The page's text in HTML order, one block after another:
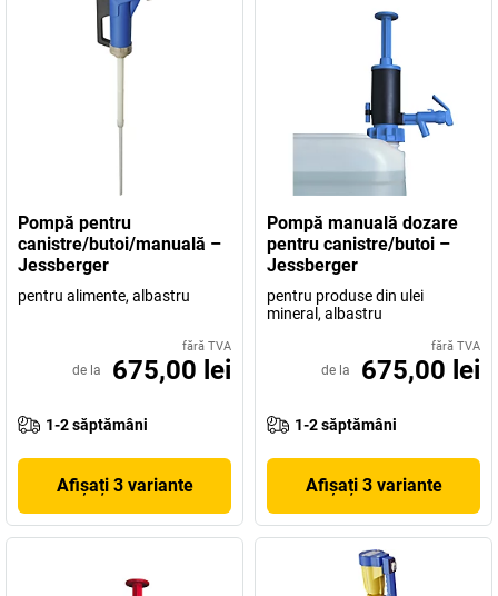
Pompă pentru
canistre/butoi/manuală –
Jessberger
pentru alimente, albastru
fără TVA
de la 675,00 lei
1-2 săptămâni
Afișați 3 variante
Pompă manuală dozare
pentru canistre/butoi –
Jessberger
pentru produse din ulei
mineral, albastru
fără TVA
de la 675,00 lei
1-2 săptămâni
Afișați 3 variante